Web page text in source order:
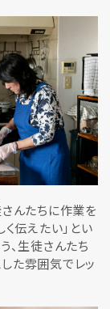
んたちに作業を
伝えたい」とい
、生徒さんたち
た雰囲気でレッ